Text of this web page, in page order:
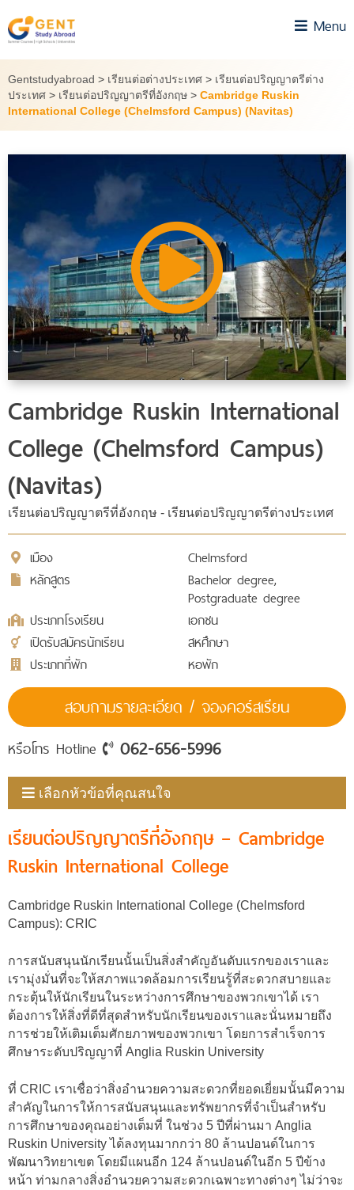
to
content
Menu
Gentstudyabroad > เรียนต่อต่างประเทศ > เรียนต่อปริญญาตรีต่าง
ประเทศ > เรียนต่อปริญญาตรีที่อังกฤษ > Cambridge Ruskin
International College (Chelmsford Campus) (Navitas)
Cambridge Ruskin International
College (Chelmsford Campus)
(Navitas)
เรียนต่อปริญญาตรีที่อังกฤษ - เรียนต่อปริญญาตรีต่างประเทศ
เมือง
Chelmsford
หลักสูตร
Bachelor degree,
Postgraduate degree
ประเภทโรงเรียน
เอกชน
เปิดรับสมัครนักเรียน
สหศึกษา
ประเภทที่พัก
หอพัก
สอบถามรายละเอียด / จองคอร์สเรียน
หรือโทร Hotline 062-656-5996
เลือกหัวข้อที่คุณสนใจ
เรียนต่อปริญญาตรีที่อังกฤษ – Cambridge
Ruskin International College
Cambridge Ruskin International College (Chelmsford
Campus): CRIC
การสนับสนุนนักเรียนนั้นเป็นสิ่งสำคัญอันดับแรกของเราและ
เรามุ่งมั่นที่จะให้สภาพแวดล้อมการเรียนรู้ที่สะดวกสบายและ
กระตุ้นให้นักเรียนในระหว่างการศึกษาของพวกเขาได้ เรา
ต้องการให้สิ่งที่ดีที่สุดสำหรับนักเรียนของเราและนั่นหมายถึง
การช่วยให้เติมเต็มศักยภาพของพวกเขา โดยการสำเร็จการ
ศึกษาระดับปริญญาที่ Anglia Ruskin University
ที่ CRIC เราเชื่อว่าสิ่งอำนวยความสะดวกที่ยอดเยี่ยมนั้นมีความ
สำคัญในการให้การสนับสนุนและทรัพยากรที่จำเป็นสำหรับ
การศึกษาของคุณอย่างเต็มที่ ในช่วง 5 ปีที่ผ่านมา Anglia
Ruskin University ได้ลงทุนมากกว่า 80 ล้านปอนด์ในการ
พัฒนาวิทยาเขต โดยมีแผนอีก 124 ล้านปอนด์ในอีก 5 ปีข้าง
หน้า ท่ามกลางสิ่งอำนวยความสะดวกเฉพาะทางต่างๆ ไม่ว่าจะ